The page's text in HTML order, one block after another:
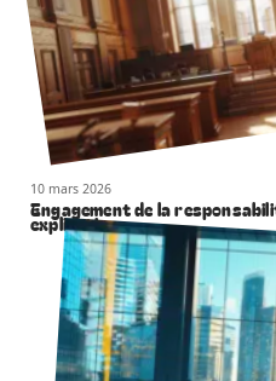
10 mars 2026
Engagement de la
explications